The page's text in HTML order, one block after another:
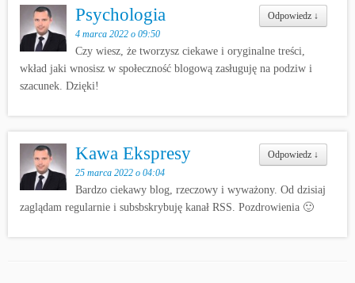
Odpowiedz ↓
Psychologia
4 marca 2022 o 09:50
Czy wiesz, że tworzysz ciekawe i oryginalne treści,
wkład jaki wnosisz w społeczność blogową zasługuję na podziw i
szacunek. Dzięki!
Odpowiedz ↓
Kawa Ekspresy
25 marca 2022 o 04:04
Bardzo ciekawy blog, rzeczowy i wyważony. Od dzisiaj
zaglądam regularnie i subsbskrybuję kanał RSS. Pozdrowienia 🙂